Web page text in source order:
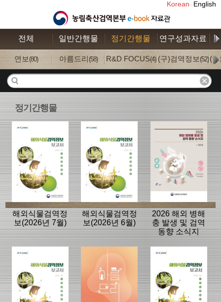
Korean English
전체 일반간행물 정기간행물 연구성과자료
연보(80) 아름드리(58) R&D FOCUS(4) (구)검역정보 (52) (
정기간행물
해외식물검역정
보(2026년 7월)
해외식물검역정
보(2026년 6월)
2026 해외 병해
충 발생 및 검역
동향 소식지